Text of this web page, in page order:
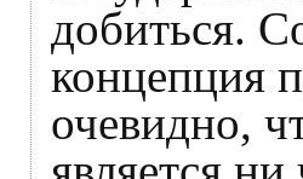
добиться.
концепция
очевидно,